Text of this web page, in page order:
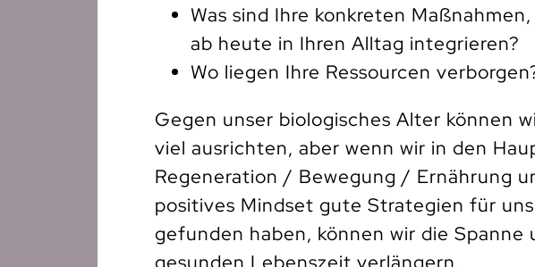
Was sind Ihre konkreten
ab heute in Ihren Alltag integrieren?
Wo liegen Ihre Ressourcen
Gegen unser biologisches Alter können
viel ausrichten, aber wenn wir in den
Regeneration / Bewegung / Ernährung
positives Mindset gute Strategien für uns
gefunden haben, können wir die Spanne